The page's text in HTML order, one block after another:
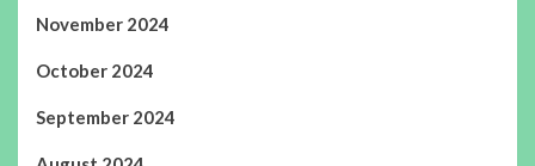
November 2024
October 2024
September 2024